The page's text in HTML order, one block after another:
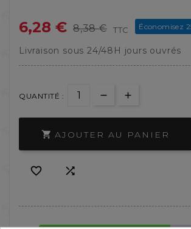
6,28 € 8,38 € TTC Économisez
Livraison sous 24/48H jours ouvrés
QUANTITÉ :
 AJOUTER AU PANIER
 